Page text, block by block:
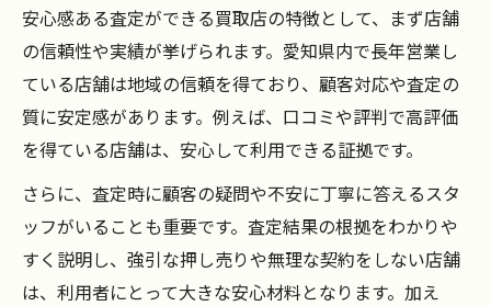
安心感ある査定ができる買取店の特徴として、まず店舗
の信頼性や実績が挙げられます。愛知県内で長年営業し
ている店舗は地域の信頼を得ており、顧客対応や査定の
質に安定感があります。例えば、口コミや評判で高評価
を得ている店舗は、安心して利用できる証拠です。
さらに、査定時に顧客の疑問や不安に丁寧に答えるスタ
ッフがいることも重要です。査定結果の根拠をわかりや
すく説明し、強引な押し売りや無理な契約をしない店舗
は、利用者にとって大きな安心材料となります。加え